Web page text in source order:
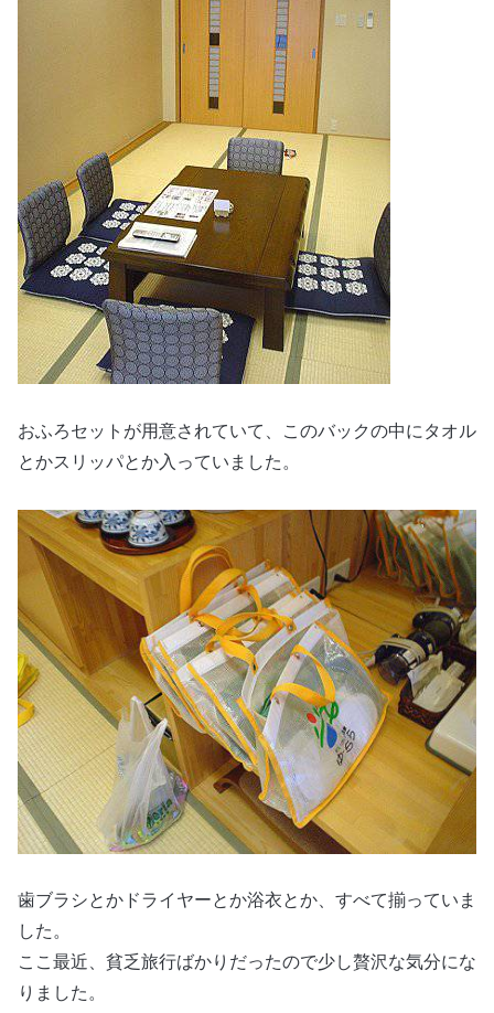
おふろセットが用意されていて、このバックの中にタオル
とかスリッパとか入っていました。
歯ブラシとかドライヤーとか浴衣とか、すべて揃っていま
した。
ここ最近、貧乏旅行ばかりだったので少し贅沢な気分にな
りました。